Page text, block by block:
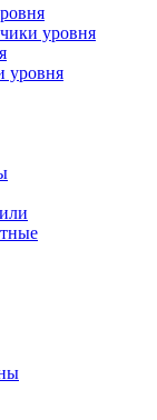
уровня
уровня